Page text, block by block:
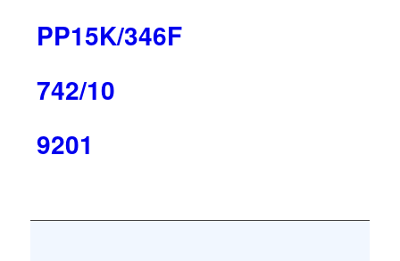
PP15K/346F
742/10
9201